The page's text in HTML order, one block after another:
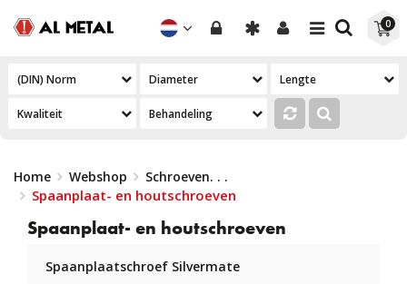
Toggle
Toggle
0
Home Webshop Schroeven. . .
Spaanplaat- en houtschroeven
Spaanplaat- en houtschroeven
Spaanplaatschroef Silvermate